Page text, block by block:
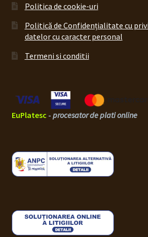
Politica de cookie-uri
Politică de Confidențialitate cu
datelor cu caracter personal
Termeni si conditii
EuPlatesc - procesator de plati online